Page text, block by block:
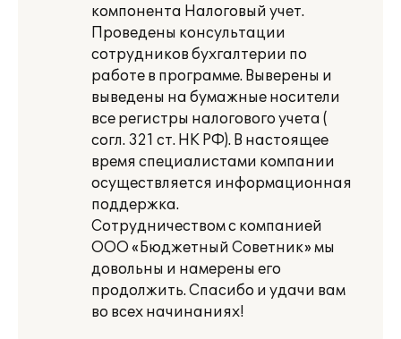
компонента Налоговый учет.
Проведены консультации
сотрудников бухгалтерии по
работе в программе. Выверены и
выведены на бумажные носители
все регистры налогового учета (
согл. 321 ст. НК РФ). В настоящее
время специалистами компании
осуществляется информационная
поддержка.
Сотрудничеством с компанией
ООО «Бюджетный Советник» мы
довольны и намерены его
продолжить. Спасибо и удачи вам
во всех начинаниях!